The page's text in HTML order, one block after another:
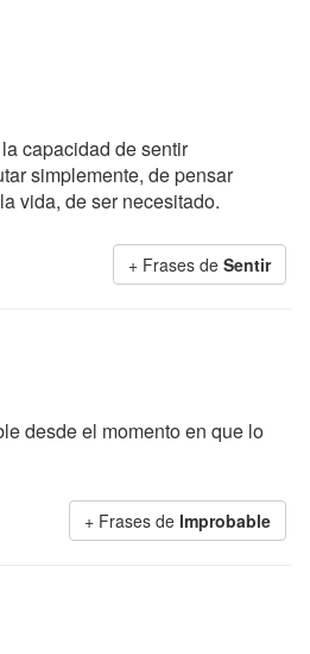
capacidad de sentir
simplemente, de pensar
vida, de ser necesitado.
+ Frases de Sentir
desde el momento en que lo
+ Frases de Improbable